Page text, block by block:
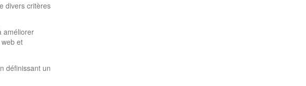
divers critères
améliorer
et
définissant un